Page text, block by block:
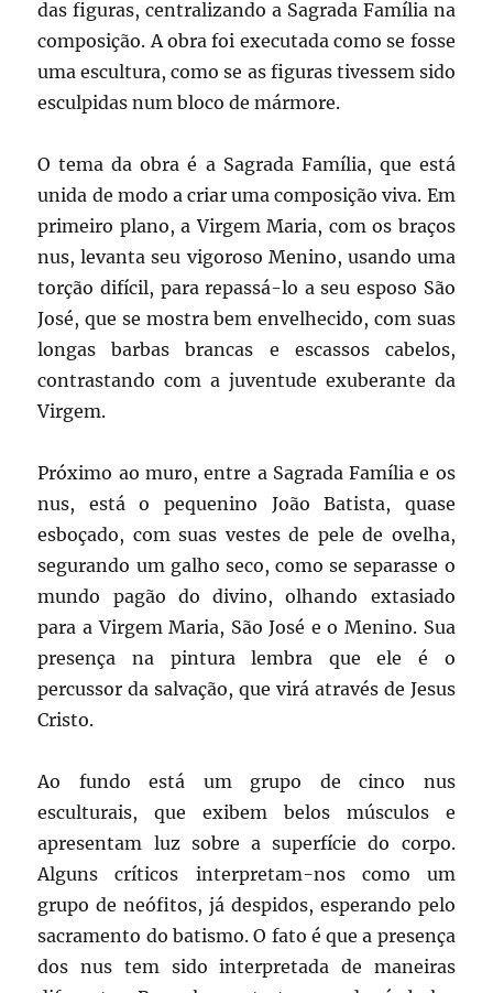
das figuras, centralizando a Sagrada Família na
composição. A obra foi executada como se fosse
uma escultura, como se as figuras tivessem sido
esculpidas num bloco de mármore.
O tema da obra é a Sagrada Família, que está
unida de modo a criar uma composição viva. Em
primeiro plano, a Virgem Maria, com os braços
nus, levanta seu vigoroso Menino, usando uma
torção difícil, para repassá-lo a seu esposo São
José, que se mostra bem envelhecido, com suas
longas barbas brancas e escassos cabelos,
contrastando com a juventude exuberante da
Virgem.
Próximo ao muro, entre a Sagrada Família e os
nus, está o pequenino João Batista, quase
esboçado, com suas vestes de pele de ovelha,
segurando um galho seco, como se separasse o
mundo pagão do divino, olhando extasiado
para a Virgem Maria, São José e o Menino. Sua
presença na pintura lembra que ele é o
percussor da salvação, que virá através de Jesus
Cristo.
Ao fundo está um grupo de cinco nus
esculturais, que exibem belos músculos e
apresentam luz sobre a superfície do corpo.
Alguns críticos interpretam-nos como um
grupo de neófitos, já despidos, esperando pelo
sacramento do batismo. O fato é que a presença
dos nus tem sido interpretada de maneiras